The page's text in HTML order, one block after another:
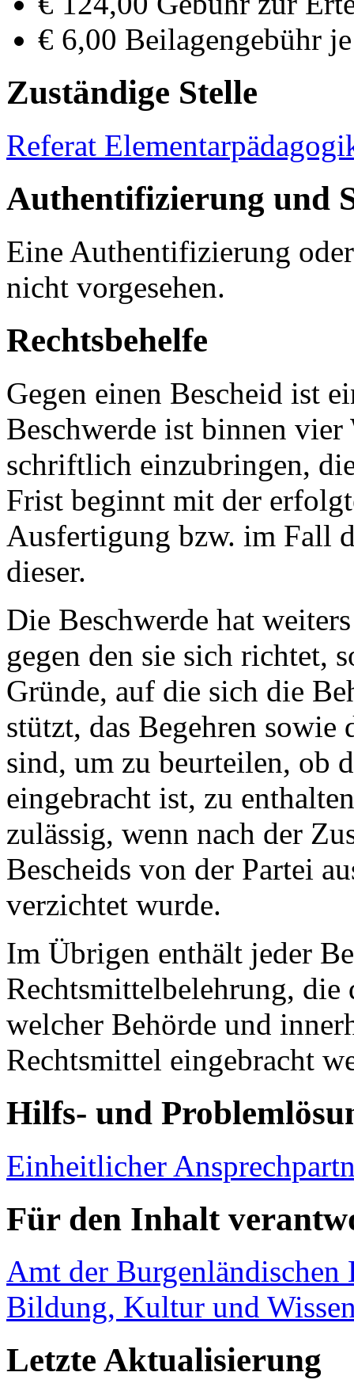
€ 6,00 Beilagengebühr
Zuständige Stelle
Referat
Authentifizierung und
Eine Authentifizierung
nicht vorgesehen.
Rechtsbehelfe
Gegen einen Bescheid ist
Beschwerde ist binnen
schriftlich einzubringen,
Frist beginnt mit der
Ausfertigung bzw. im Fall
dieser.
Die Beschwerde hat
gegen den sie sich richtet,
Gründe, auf die sich die
stützt, das Begehren
sind, um zu beurteilen, ob
eingebracht ist, zu
zulässig, wenn nach der
Bescheids von der Partei
verzichtet wurde.
Im Übrigen enthält jeder
Rechtsmittelbelehrung,
welcher Behörde und
Rechtsmittel eingebracht
Hilfs- und
Einheitlicher
Für den Inhalt
Amt der
Bildung, Kultur und
Letzte Aktualisierung